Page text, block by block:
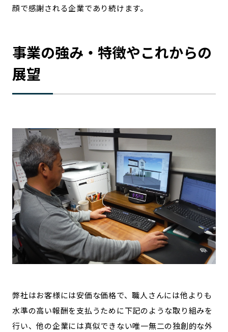
顔で感謝される企業であり続けます。
事業の強み・特徴やこれからの
展望
弊社はお客様には安価な価格で、職人さんには他よりも
水準の高い報酬を支払うために下記のような取り組みを
行い、他の企業には真似できない唯一無二の独創的な外